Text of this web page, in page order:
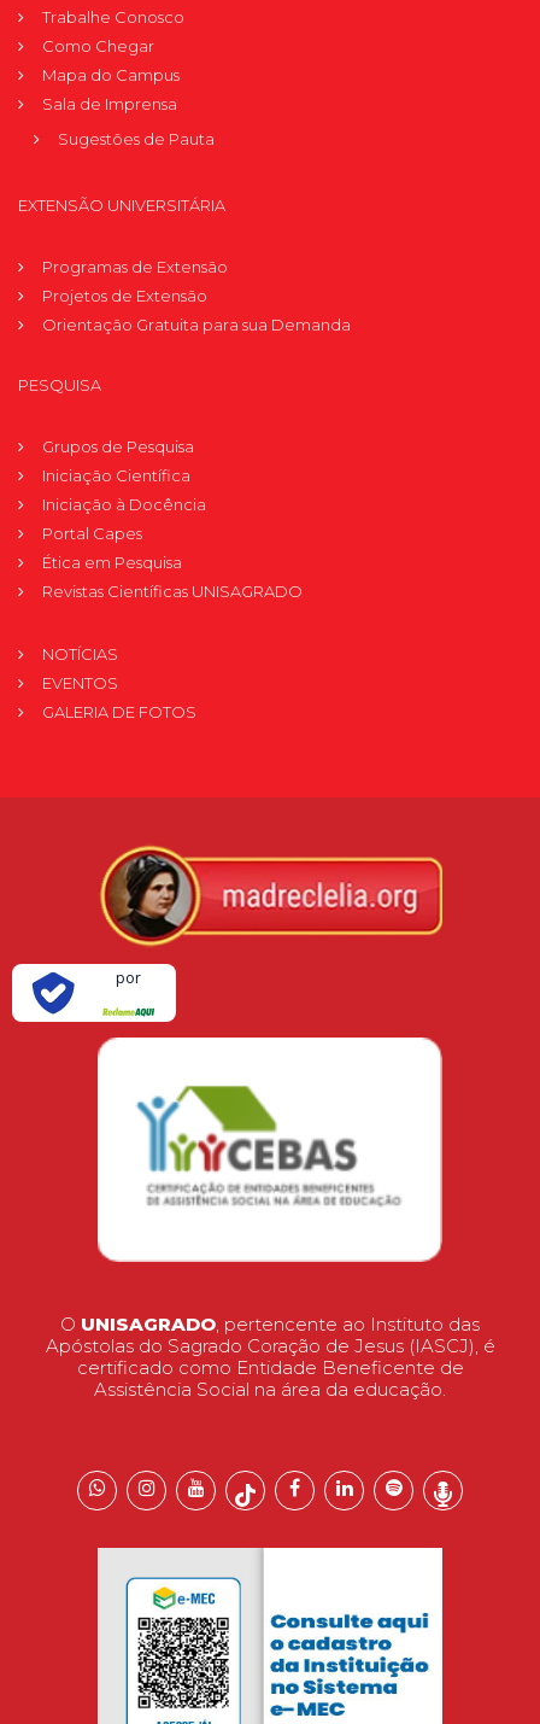
Trabalhe Conosco
Como Chegar
Mapa do Campus
Sala de Imprensa
Sugestões de Pauta
EXTENSÃO UNIVERSITÁRIA
Programas de Extensão
Projetos de Extensão
Orientação Gratuita para sua Demanda
PESQUISA
Grupos de Pesquisa
Iniciação Científica
Iniciação à Docência
Portal Capes
Ética em Pesquisa
Revistas Científicas UNISAGRADO
NOTÍCIAS
EVENTOS
GALERIA DE FOTOS
por
O UNISAGRADO, pertencente ao Instituto das
Apóstolas do Sagrado Coração de Jesus (IASCJ), é
certificado como Entidade Beneficente de
Assistência Social na área da educação.